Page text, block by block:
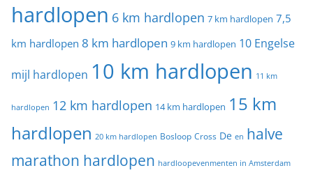
hardlopen 6 km hardlopen 7 km hardlopen 7,5
km hardlopen 8 km hardlopen 9 km hardlopen 10 Engelse
mijl hardlopen 10 km hardlopen 11 km
hardlopen 12 km hardlopen 14 km hardlopen 15 km
hardlopen 20 km hardlopen Bosloop Cross De en halve
marathon hardlopen hardloopevenmenten in Amsterdam